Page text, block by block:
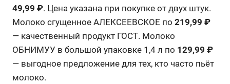
49,99 ₽. Цена указана при покупке от двух штук.
Молоко сгущенное АЛЕКСЕЕВСКОЕ по 219,99 ₽
— качественный продукт ГОСТ. Молоко
ОБНИМУУ в большой упаковке 1,4 л по 129,99 ₽
— выгодное предложение для тех, кто часто пьёт
молоко.